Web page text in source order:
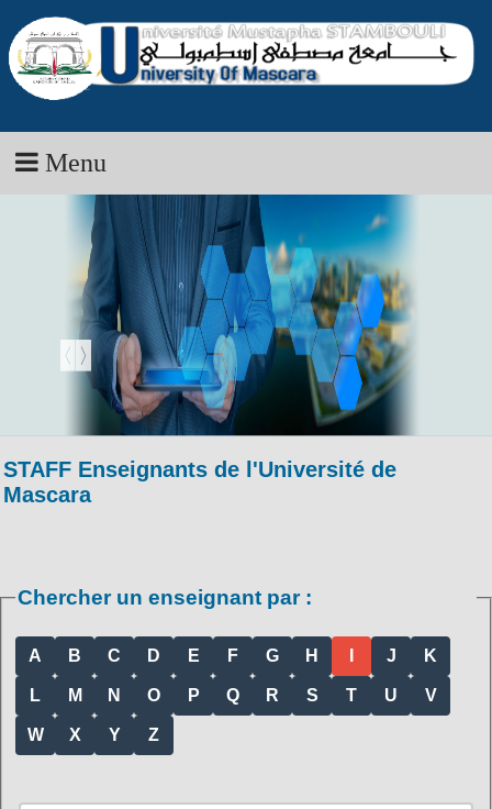
Menu
STAFF Enseignants de l'Université de
Mascara
Chercher un enseignant par :
A B C D E F G H J K
L M N O P Q R S T U V
W X Y Z